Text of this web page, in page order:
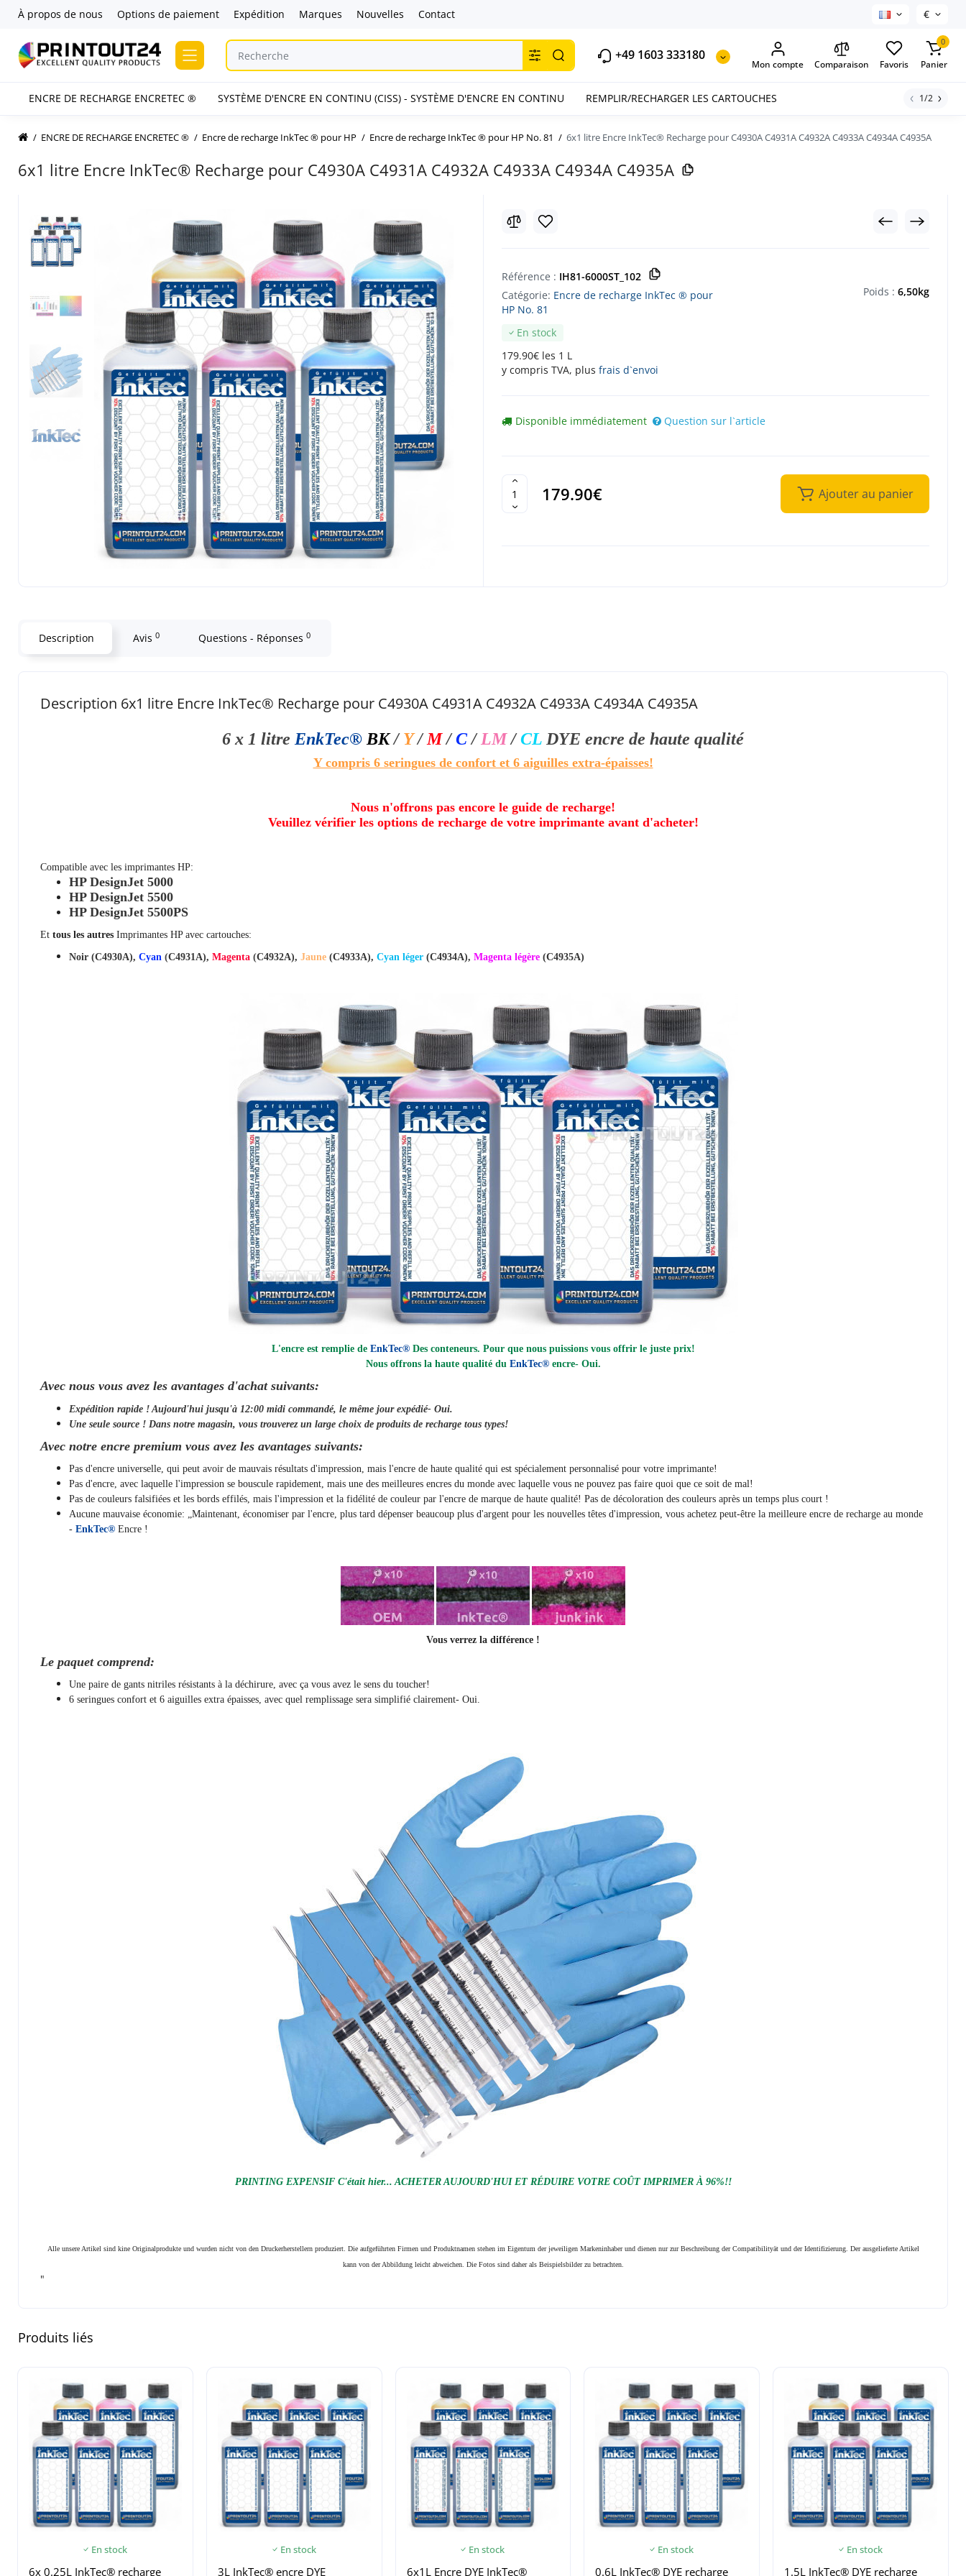
À propos de nous Options de paiement Expédition Marques Nouvelles Contact €
+49 1603 333180
Mon compte Comparaison Favoris
0
Panier
ENCRE DE RECHARGE ENCRETEC ® SYSTÈME D'ENCRE EN CONTINU (CISS) - SYSTÈME D'ENCRE EN CONTINU REMPLIR/RECHARGER LES CARTOUCHES 1/2
ENCRE DE RECHARGE ENCRETEC ® Encre de recharge InkTec ® pour HP Encre de recharge InkTec ® pour HP No. 81 6x1 litre Encre InkTec® Recharge pour C4930A C4931A C4932A C4933A C4934A C4935A
6x1 litre Encre InkTec® Recharge pour C4930A C4931A C4932A C4933A C4934A C4935A
Référence : IH81-6000ST_102
Catégorie: Encre de recharge InkTec ® pour
HP No. 81
En stock
179.90€ les 1 L
y compris TVA, plus frais d`envoi
Poids : 6,50kg
Disponible immédiatement Question sur l`article
179.90€ Ajouter au panier
Description Avis 0 Questions - Réponses 0
Description 6x1 litre Encre InkTec® Recharge pour C4930A C4931A C4932A C4933A C4934A C4935A
6 x 1 litre EnkTec® BK / Y/M/C/ LM /CL DYE encre de haute qualité
Y compris 6 seringues de confort et 6 aiguilles extra-épaisses!
Nous n'offrons pas encore le guide de recharge!
Veuillez vérifier les options de recharge de votre imprimante avant d'acheter!
Compatible avec les imprimantes HP:
HP DesignJet 5000
HP DesignJet 5500
HP DesignJet 5500PS
Et tous les autres Imprimantes HP avec cartouches:
Noir (C4930A), Cyan (C4931A), Magenta (C4932A), Jaune (C4933A), Cyan léger (C4934A), Magenta légère (C4935A)
L'encre est remplie de EnkTec® Des conteneurs. Pour que nous puissions vous offrir le juste prix!
Nous offrons la haute qualité du EnkTec®encre- Oui.
Avec nous vous avez les avantages d'achat suivants:
Expédition rapide ! Aujourd'hui jusqu'à 12:00 midi commandé, le même jourexpédié- Oui.
Une seule source ! Dans notre magasin, vous trouverez un large choix de produits de recharge tous types!
Avec notre encre premium vous avez les avantages suivants:
Pas d'encre universelle, qui peut avoir de mauvais résultats d'impression, mais l'encre de haute qualité qui est spécialement personnalisé pour votre imprimante!
Pas d'encre, avec laquelle l'impression se bouscule rapidement, mais une des meilleures encres du monde avec laquelle vous ne pouvez pas faire quoi que ce soit de mal!
Pas de couleurs falsifiées et les bords effilés, mais l'impression et la fidélité de couleur par l'encre de marque de haute qualité! Pas de décoloration des couleurs après un temps plus court !
Aucune mauvaise économie: „Maintenant, économiser par l'encre, plus tard dépenser beaucoup plus d'argent pour les nouvelles têtes d'impression, vous achetez peut-être la meilleure encre de recharge au monde
- EnkTec® Encre !
Vous verrez la différence !
Le paquet comprend:
Une paire de gants nitriles résistants à la déchirure, avec ça vous avez le sens du toucher!
6 seringues confort et 6 aiguilles extra épaisses, avec quel remplissage sera simplifié clairement- Oui.
PRINTING EXPENSIF C'était hier... ACHETER AUJOURD'HUI ET RÉDUIRE VOTRE COÛT IMPRIMER À 96%!!
Alle unsere Artikel sind kine Originalprodukte und wurden nicht von den Druckerherstellern produziert. Die aufgeführten Firmen und Produktnamen stehen im Eigentum der jeweiligen Markeninhaber und dienen nur zur Beschreibung der Compatibilityät und der Identifizierung. Der ausgelieferte Artikel
kann von der Abbildung leicht abweichen. Die Fotos sind daher als Beispielsbilder zu betrachten.
"
Produits liés
En stock
6x 0.25L InkTec® recharge
En stock
3L InkTec® encre DYE
En stock
6x1L Encre DYE InkTec®
En stock
0.6L InkTec® DYE recharge
En stock
1.5L InkTec® DYE recharge